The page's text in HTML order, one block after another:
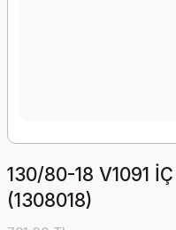
130/80-18 V1091
(1308018)